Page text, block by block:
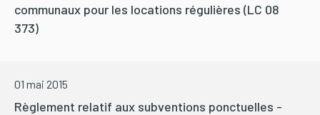
communaux pour les locations régulières (LC 08
373)
Règlement relatif aux subventions ponctuelles -
01 mai 2015